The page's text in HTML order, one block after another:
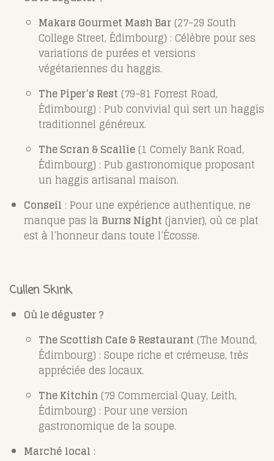
Makars Gourmet Mash Bar (27-29 South
College Street, Édimbourg) : Célèbre pour ses
variations de purées et versions
végétariennes du haggis.
The Piper’s Rest (79-81 Forrest Road,
Édimbourg) : Pub convivial qui sert un haggis
traditionnel généreux.
The Scran & Scallie (1 Comely Bank Road,
Édimbourg) : Pub gastronomique proposant
un haggis artisanal maison.
Conseil : Pour une expérience authentique, ne
manque pas la Burns Night (janvier), où ce plat
est à l’honneur dans toute l’Écosse.
Cullen Skink
Où le déguster ?
The Scottish Cafe & Restaurant (The Mound,
Édimbourg) : Soupe riche et crémeuse, très
appréciée des locaux.
The Kitchin (79 Commercial Quay, Leith,
Édimbourg) : Pour une version
gastronomique de la soupe.
Marché local :